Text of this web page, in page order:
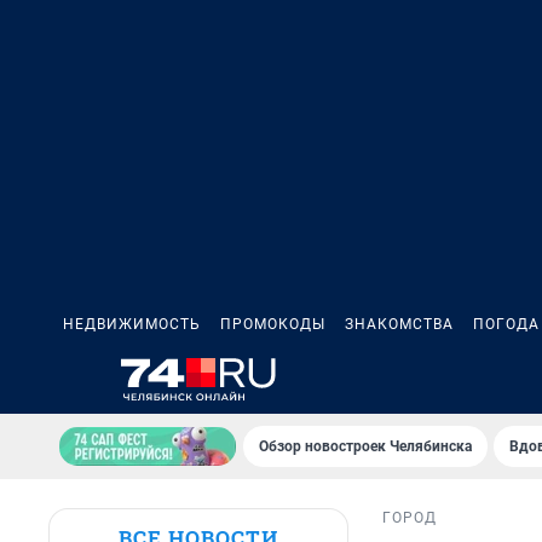
НЕДВИЖИМОСТЬ ПРОМОКОДЫ ЗНАКОМСТВА ПОГОДА
Обзор новостроек Челябинска
ГОРОД